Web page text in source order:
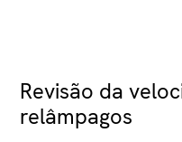
Revisão da
relâmpagos